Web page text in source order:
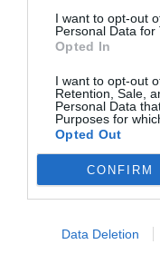
I want to opt-out
Personal Data for
Opted In
I want to opt-out
Retention, Sale,
Personal Data
Purposes for
Opted Out
CONFIRM
Data Deletion